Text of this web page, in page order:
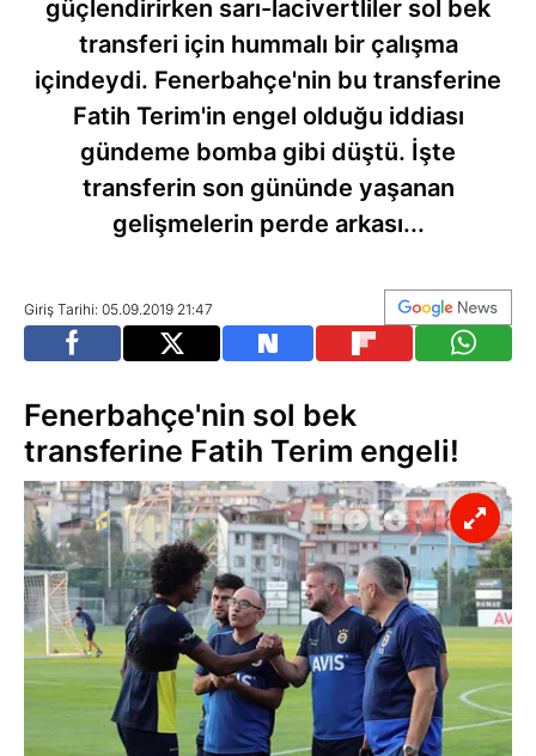
güçlendirirken sarı-lacivertliler sol bek
transferi için hummalı bir çalışma
içindeydi. Fenerbahçe'nin bu transferine
Fatih Terim'in engel olduğu iddiası
gündeme bomba gibi düştü. İşte
transferin son gününde yaşanan
gelişmelerin perde arkası...
Giriş Tarihi: 05.09.2019 21:47
Fenerbahçe'nin sol bek
transferine Fatih Terim engeli!